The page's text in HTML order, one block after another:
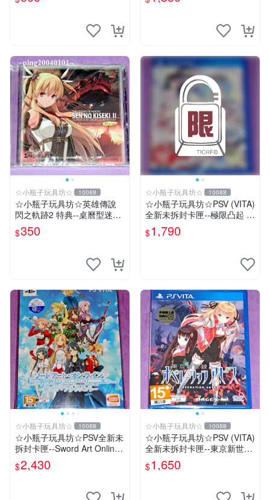
特典升級包】台中星光電玩
☆小瓶子玩具坊☆ 10088
☆小瓶子玩具坊☆英雄傳說
閃之軌跡2 特典--桌曆型迷你
原聲帶--"亞莉莎 Alisa"封面
(無遊戲卡匣唷)
$350
☆小瓶子玩具坊☆ 10088
☆小瓶子玩具坊☆PSV (VITA)
全新未拆封卡匣--極限凸起 萌
萌水晶 (日版)
$1,790
☆小瓶子玩具坊☆ 10088
☆小瓶子玩具坊☆PSV全新未
拆封卡匣--Sword Art Online
刀劍神域 虛空斷章 限定版
(日版)
$2,430
☆小瓶子玩具坊☆ 10088
☆小瓶子玩具坊☆PSV (VITA)
全新未拆封卡匣--東京新世錄
深淵行動 (日版)
$1,650